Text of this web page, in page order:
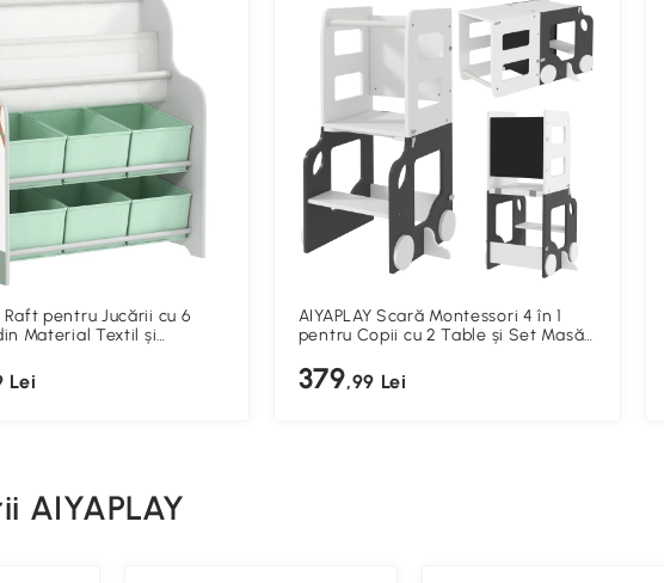
Raft pentru Jucării cu 6
Material Textil și
cm, Verde
Lei
AIYAPLAY Scară Montessori 4 în 1
pentru Copii cu 2 Table și Set Masă
Alb
379,99 Lei
AIYAPLAY